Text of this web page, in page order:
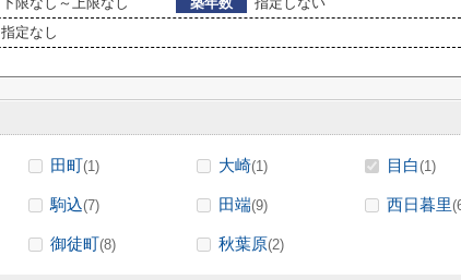
指定なし
田町(1) 大崎(1) 目白(1)
駒込(7) 田端(9) 西日暮里
御徒町(8) 秋葉原(2)